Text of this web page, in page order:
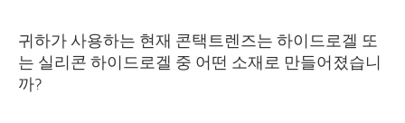
귀하가 사용하는 현재 콘택트렌즈는 하이드로겔 또
는 실리콘 하이드로겔 중 어떤 소재로 만들어졌습니
까?